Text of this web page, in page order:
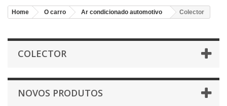
Home O carro Ar condicionado automotivo Colector
COLECTOR
NOVOS PRODUTOS